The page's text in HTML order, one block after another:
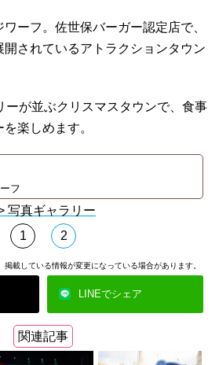
ーフ。佐世保バーガー認定店で、
開されているアトラクションタウン
ーが並ぶクリスマスタウンで、食事
楽しめます。
フ
写真ギャラリー
1
2
載している情報が変更になっている場合があります。
LINEでシェア
関連記事